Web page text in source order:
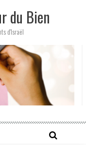
du Bien
d'Israël